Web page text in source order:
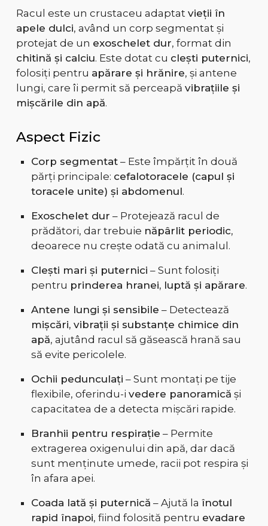
Racul este un crustaceu adaptat vieții în
apele dulci, având un corp segmentat și
protejat de un exoschelet dur, format din
chitină și calciu. Este dotat cu clești puternici,
folosiți pentru apărare și hrănire, și antene
lungi, care îi permit să perceapă vibrațiile și
mișcările din apă.
Aspect Fizic
Corp segmentat– Este împărțit în două
părți principale: cefalotoracele (capul și
toracele unite) și abdomenul.
Exoschelet dur – Protejează racul de
prădători, dar trebuie năpârlit periodic,
deoarece nu crește odată cu animalul.
Clești mari și puternici – Sunt folosiți
pentru prinderea hranei, luptă și apărare.
Antene lungi și sensibile – Detectează
mișcări, vibrații și substanțe chimice din
apă, ajutând racul să găsească hrană sau
să evite pericolele.
Ochii pedunculați – Sunt montați pe tije
flexibile, oferindu-i vedere panoramică și
capacitatea de a detecta mișcări rapide.
Branhii pentru respirație – Permite
extragerea oxigenului din apă, dar dacă
sunt menținute umede, racii pot respira și
în afara apei.
Coada lată și puternică – Ajută la înotul
rapid înapoi, fiind folosită pentru evadare